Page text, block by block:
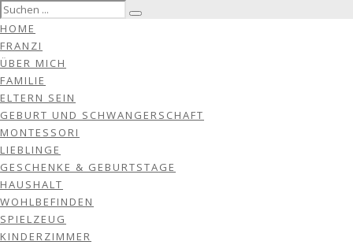
HOME
FRANZI
ÜBER MICH
FAMILIE
ELTERN SEIN
GEBURT UND SCHWANGERSCHAFT
MONTESSORI
LIEBLINGE
GESCHENKE & GEBURTSTAGE
HAUSHALT
WOHLBEFINDEN
SPIELZEUG
KINDERZIMMER